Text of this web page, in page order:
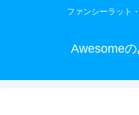
ファンシーラット
Awesome